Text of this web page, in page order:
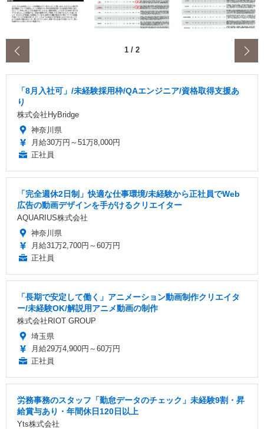
1 / 2
「8月入社可」/未経験採用枠/QAエンジニア/資格取得支援あ
り
株式会社HyBridge
神奈川県
月給30万円～51万8,000円
正社員
「完全週休2日制」快適な仕事環境/未経験から正社員でWeb
広告の動画デザインを手がけるクリエイター
AQUARIUS株式会社
神奈川県
月給31万2,700円～60万円
正社員
「長期で安定して働く」アニメーション動画制作クリエイタ
ー/未経験OK/解説用アニメ動画の制作
株式会社RIOT GROUP
埼玉県
月給29万4,900円～60万円
正社員
労務事務のスタッフ「勤怠データのチェック」未経験9割・昇
給賞与あり・年間休日120日以上
Yts株式会社